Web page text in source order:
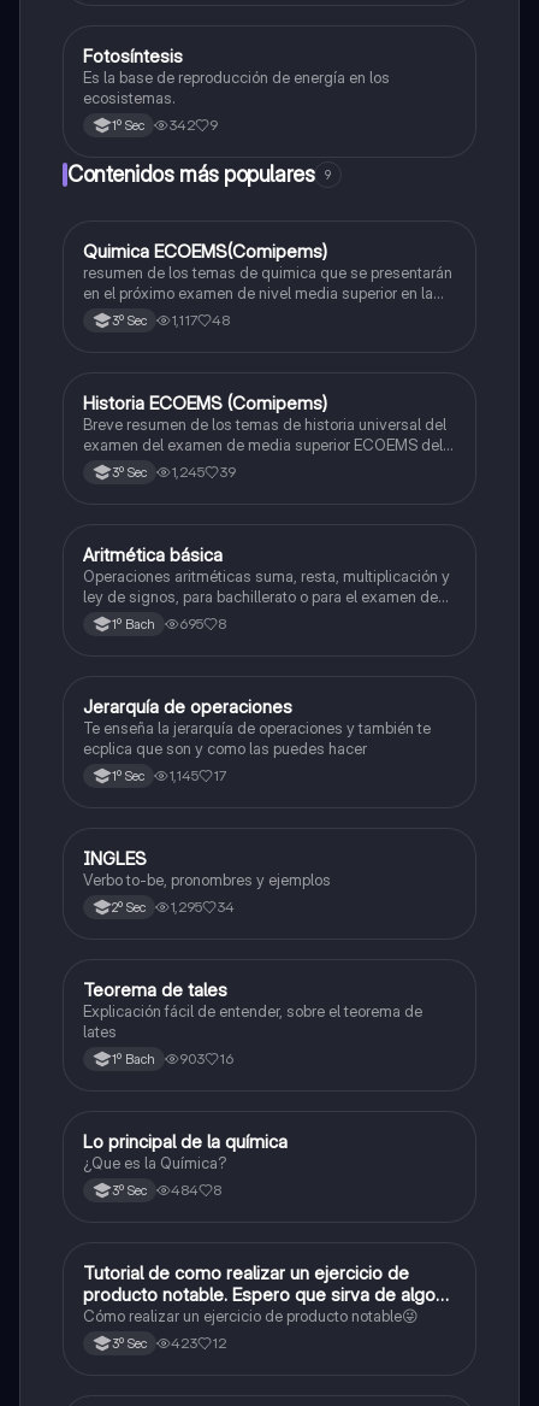
Biología
Fotosíntesis
Es la base de reproducción de energía en los
ecosistemas.
1º Sec 342 9
Contenidos más populares 9
Química
Quimica ECOEMS(Comipems)
resumen de los temas de quimica que se presentarán
en el próximo examen de nivel media superior en la
zona metropolitana de el valle de México
3º Sec 1,117 48
Historia
Historia ECOEMS (Comipems)
Breve resumen de los temas de historia universal del
examen del examen de media superior ECOEMS del
valle de México
3º Sec 1,245 39
Matemáticas
Aritmética básica
Operaciones aritméticas suma, resta, multiplicación y
ley de signos, para bachillerato o para el examen de
admisión a la universidad
1º Bach 695 8
Matemáticas
Jerarquía de operaciones
Te enseña la jerarquía de operaciones y también te
ecplica que son y como las puedes hacer
1º Sec 1,145 17
Inglés
INGLES
Verbo to-be, pronombres y ejemplos
2º Sec 1,295 34
Matemáticas
Teorema de tales
Explicación fácil de entender, sobre el teorema de
lates
1º Bach 903 16
Química
Lo principal de la química
¿Que es la Química?
3º Sec 484 8
Matemáticas
Tutorial de como realizar un ejercicio de
producto notable. Espero que sirva de algo💕
😜
Cómo realizar un ejercicio de producto notable😜
3º Sec 423 12